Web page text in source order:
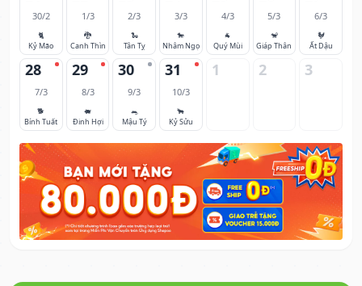
30/2
🐈
Kỷ Mão
1/3
🐉
Canh Thìn
2/3
🐍
Tân Tỵ
3/3
🐎
Nhâm Ngọ
4/3
🐐
Quý Mùi
5/3
🐒
Giáp Thân
6/3
🐓
Ất Dậu
28
7/3
🐕
Bính Tuất
29
8/3
🐖
Đinh Hợi
30
9/3
🐀
Mậu Tý
31
10/3
🐂
Kỷ Sửu
1 2 3